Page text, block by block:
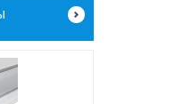
клик-
зоны